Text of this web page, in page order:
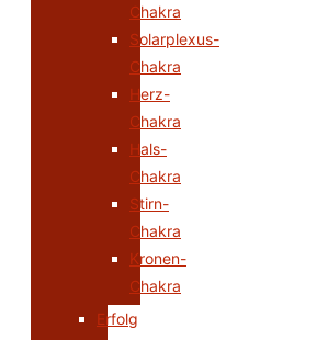
Chakra
Solarplexus-
Chakra
Herz-
Chakra
Hals-
Chakra
Stirn-
Chakra
Kronen-
Chakra
Erfolg